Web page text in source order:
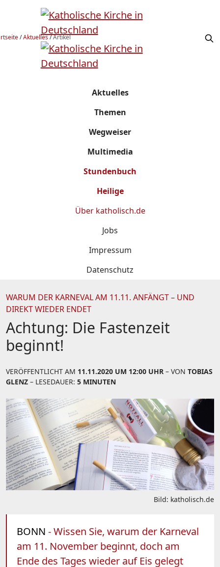
/Aktuelles/Artikel
Aktuelles
Themen
Wegweiser
Multimedia
Stundenbuch
Heilige
Über katholisch.de
Jobs
Impressum
Datenschutz
WARUM DER KARNEVAL AM 11.11. ANFÄNGT – UND
DIREKT WIEDER ENDET
Achtung: Die Fastenzeit
beginnt!
VERÖFFENTLICHT AM 11.11.2020 UM 12:00 UHR – VON TOBIAS
GLENZ – LESEDAUER: 5 MINUTEN
Bild: katholisch.de
BONN - Wissen Sie, warum der Karneval
am 11. November beginnt, doch am
Ende des Tages wieder auf Eis gelegt